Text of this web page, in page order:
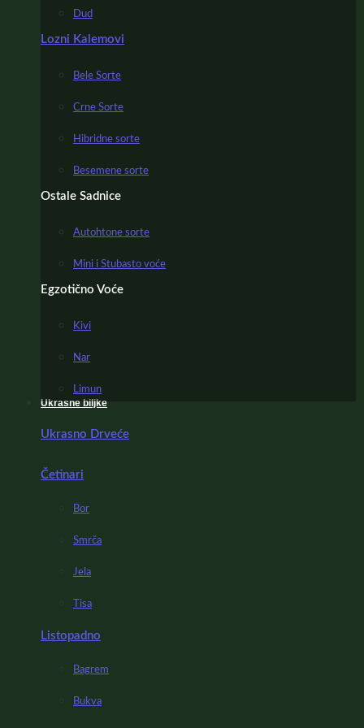
Dud
Lozni Kalemovi
Bele Sorte
Crne Sorte
Hibridne sorte
Besemene sorte
Ostale Sadnice
Autohtone sorte
Mini i Stubasto voće
Egzotično Voće
Kivi
Nar
Limun
Ukrasne biljke
Ukrasno Drveće
Četinari
Bor
Smrča
Jela
Tisa
Listopadno
Bagrem
Bukva